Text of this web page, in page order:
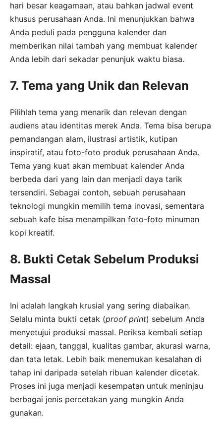
hari besar keagamaan, atau bahkan jadwal event
khusus perusahaan Anda. Ini menunjukkan bahwa
Anda peduli pada pengguna kalender dan
memberikan nilai tambah yang membuat kalender
Anda lebih dari sekadar penunjuk waktu biasa.
7. Tema yang Unik dan Relevan
Pilihlah tema yang menarik dan relevan dengan
audiens atau identitas merek Anda. Tema bisa berupa
pemandangan alam, ilustrasi artistik, kutipan
inspiratif, atau foto-foto produk perusahaan Anda.
Tema yang kuat akan membuat kalender Anda
berbeda dari yang lain dan menjadi daya tarik
tersendiri. Sebagai contoh, sebuah perusahaan
teknologi mungkin memilih tema inovasi, sementara
sebuah kafe bisa menampilkan foto-foto minuman
kopi kreatif.
8. Bukti Cetak Sebelum Produksi
Massal
Ini adalah langkah krusial yang sering diabaikan.
Selalu minta bukti cetak (proof print) sebelum Anda
menyetujui produksi massal. Periksa kembali setiap
detail: ejaan, tanggal, kualitas gambar, akurasi warna,
dan tata letak. Lebih baik menemukan kesalahan di
tahap ini daripada setelah ribuan kalender dicetak.
Proses ini juga menjadi kesempatan untuk meninjau
berbagai jenis percetakan yang mungkin Anda
gunakan.